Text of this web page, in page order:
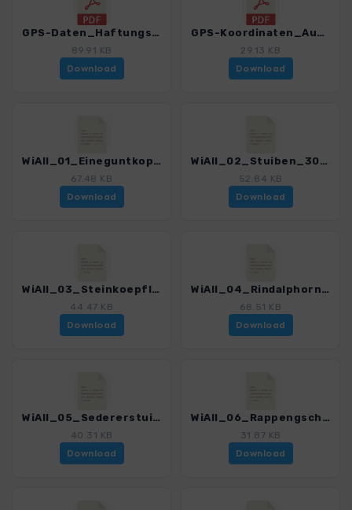
GPS-Daten_Haftungsausschluss-Nutzungsbedingungen_WB_WinterwandernAllgaeu_3029_5.pdf
89.91 KB
Download
GPS-Koordinaten_Ausgangspunkte_WB_WinterwandernAllgaeu_3029_5.pdf
29.13 KB
Download
WiAll_01_Eineguntkopf_3029_5.gpx
67.48 KB
Download
WiAll_02_Stuiben_3029_5.gpx
52.84 KB
Download
WiAll_03_Steinkoepfle_3029_5.gpx
44.47 KB
Download
WiAll_04_Rindalphorn_3029_5.gpx
68.51 KB
Download
WiAll_05_Sedererstuiben_3029_5.gpx
40.31 KB
Download
WiAll_06_Rappengschwendalp_3029_5.gpx
31.87 KB
Download